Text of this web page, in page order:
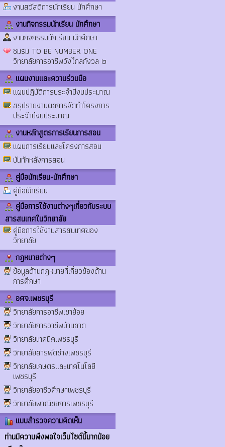
งานสวัสดิการนักเรียน นักศึกษา
งานกิจกรรมนักเรียน นักศึกษา
งานกิจกรรมนักเรียน นักศึกษา
ชมรม TO BE NUMBER ONE
วิทยาลัยการอาชีพวังไกลกังวล ๒
แผนงานและความร่วมมือ
แผนปฏิบัติการประจำปีงบประมาณ
สรุปรายงานผลการจัดทำโครงการ
ประจำปีงบประมาณ
งานหลักสูตรการเรียนการสอน
แผนการเรียนและโครงการสอน
บันทักหลังการสอน
คู่มือนักเรียน-นักศึกษา
คู่มือนักเรียน
คู่มือการใช้งานต่างๆเกี่ยวกับระบบ
สารสนเทศในวิทยาลัย
คู่มือการใช้งานสารสนเทศของ
วิทยาลัย
กฎหมายต่างๆ
ข้อมูลด้านกฎหมายที่เกี่ยวข้องด้าน
การศึกษา
อศจ.เพชรบุรี
วิทยาลัยการอาชีพเขาย้อย
วิทยาลัยการอาชีพบ้านลาด
วิทยาลัยเทคนิคเพชรบุรี
วิทยาลัยสารพัดช่างเพชรบุรี
วิทยาลัยเกษตรและเทคโนโลยี
เพชรบุรี
วิทยาลัยอาชีวศึกษาเพชรบุรี
วิทยาลัยพาณิชยการเพชรบุรี
แบบสำรวจความคิดเห็น
ท่านมีความพึงพอใจเว็บไซต์นี้มากน้อย